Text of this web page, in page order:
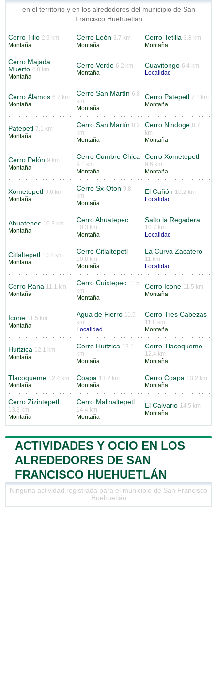
en el territorio y en los alrededores del municipio de San
Francisco Huehuetlán
Cerro Tilio 2.9 km
Montaña
Cerro León 3.7 km
Montaña
Cerro Tetilla 3.8 km
Montaña
Cerro Majada
Muerto 4.8 km
Montaña
Cerro Verde 6.2 km
Montaña
Cuavitongo 6.4 km
Localidad
Cerro Álamos 6.7 km
Montaña
Cerro San Martín 6.8
km
Montaña
Cerro Patepetl
7.1 km
Montaña
Patepetl
7.1 km
Montaña
Cerro San Martín 8.2
km
Montaña
Cerro Nindoge 8.7
km
Montaña
Cerro Pelón 9 km
Montaña
Cerro Cumbre Chica
9.1 km
Montaña
Cerro Xometepetl
9.6 km
Montaña
Xometepetl
9.6 km
Montaña
Cerro Sx-Oton 9.8
km
Montaña
El Cañón 10.2 km
Localidad
Ahuatepec 10.3 km
Montaña
Cerro Ahuatepec
10.3 km
Montaña
Salto la Regadera
10.7 km
Localidad
Citlaltepetl
10.8 km
Montaña
Cerro Citlaltepetl
10.8 km
Montaña
La Curva Zacatero
11 km
Localidad
Cerro Rana 11.1 km
Montaña
Cerro Cuixtepec 11.5
km
Montaña
Cerro Icone 11.5 km
Montaña
Icone 11.5 km
Montaña
Agua de Fierro 11.5
km
Localidad
Cerro Tres Cabezas
11.8 km
Montaña
Huitzica 12.1 km
Montaña
Cerro Huitzica 12.1
km
Montaña
Cerro Tlacoqueme
12.4 km
Montaña
Tlacoqueme 12.4 km
Montaña
Coapa 13.2 km
Montaña
Cerro Coapa 13.2 km
Montaña
Cerro Zizintepetl
13.3 km
Montaña
Cerro Malinaltepetl
14.4 km
Montaña
El Calvario 14.5 km
Montaña
ACTIVIDADES Y OCIO EN LOS
ALREDEDORES DE SAN
FRANCISCO HUEHUETLÁN
Ninguna actividad registrada para el municipio de San Francisco
Huehuetlán